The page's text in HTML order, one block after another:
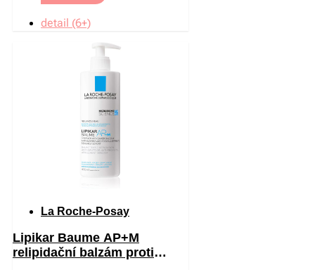
detail (6+)
La Roche-Posay
Lipikar Baume AP+M
relipidační balzám proti